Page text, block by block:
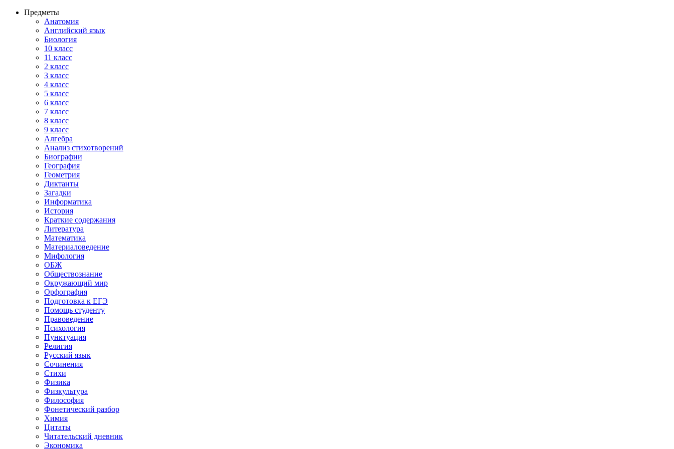
Предметы
Анатомия
Английский язык
Биология
10 класс
11 класс
2 класс
3 класс
4 класс
5 класс
6 класс
7 класс
8 класс
9 класс
Алгебра
Анализ стихотворений
Биографии
География
Геометрия
Диктанты
Загадки
Информатика
История
Краткие содержания
Литература
Математика
Материаловедение
Мифология
ОБЖ
Обществознание
Окружающий мир
Орфография
Подготовка к ЕГЭ
Помощь студенту
Правоведение
Психология
Пунктуация
Религия
Русский язык
Сочинения
Стихи
Физика
Физкультура
Философия
Фонетический разбор
Химия
Цитаты
Читательский дневник
Экономика